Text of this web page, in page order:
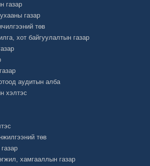
газар
газар
төв
хот байгуулалтын газар
аудитын алба
хэлтэс
төв
хамгааллын газар